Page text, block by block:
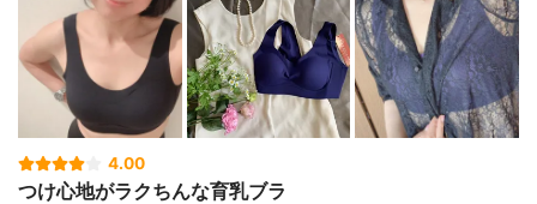
4.00
つけ心地がラクちんな育乳ブラ